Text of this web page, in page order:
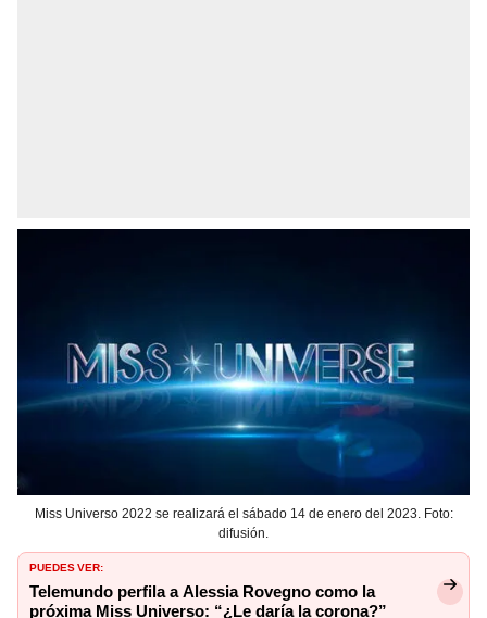
Miss Universo 2022 se realizará el sábado 14 de enero del 2023. Foto:
difusión.
PUEDES VER:
Telemundo perfila a Alessia Rovegno como la
próxima Miss Universo: “¿Le daría la corona?”